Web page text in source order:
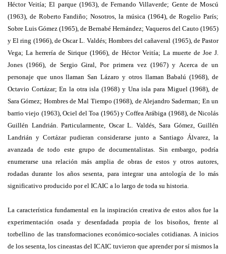
Héctor Veitía; El parque (1963), de Fernando Villaverde; Gente de Moscú
(1963), de Roberto Fandiño; Nosotros, la música (1964), de Rogelio París;
Sobre Luis Gómez (1965), de Bernabé Hernández; Vaqueros del Cauto (1965)
y El ring (1966), de Oscar L. Valdés; Hombres del cañaveral (1965), de Pastor
Vega; La herrería de Sirique (1966), de Héctor Veitía; La muerte de Joe J.
Jones (1966), de Sergio Giral, Por primera vez (1967) y Acerca de un
personaje que unos llaman San Lázaro y otros llaman Babalú (1968), de
Octavio Cortázar; En la otra isla (1968) y Una isla para Miguel (1968), de
Sara Gómez; Hombres de Mal Tiempo (1968), de Alejandro Saderman; En un
barrio viejo (1963), Ociel del Toa (1965) y Coffea Arábiga (1968), de Nicolás
Guillén Landrián. Particularmente, Oscar L. Valdés, Sara Gómez, Guillén
Landrián y Cortázar pudieran considerarse junto a Santiago Álvarez, la
avanzada de todo este grupo de documentalistas. Sin embargo, podría
enumerarse una relación más amplia de obras de estos y otros autores,
rodadas durante los años sesenta, para integrar una antología de lo más
significativo producido por el ICAIC a lo largo de toda su historia.
La característica fundamental en la inspiración creativa de estos años fue la
experimentación osada y desenfadada propia de los bisoños, frente al
torbellino de las transformaciones económico-sociales cotidianas. A inicios
de los sesenta, los cineastas del ICAIC tuvieron que aprender por sí mismos la